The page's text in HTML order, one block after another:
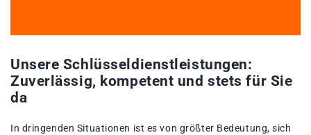
Unsere Schlüsseldienstleistungen:
Zuverlässig, kompetent und stets für Sie
da
In dringenden Situationen ist es von größter Bedeutung, sich